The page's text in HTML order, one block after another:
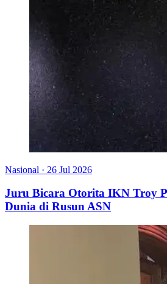
Nasional · 26 Jul 2026
Juru Bicara Otorita IKN Troy
Dunia di Rusun ASN